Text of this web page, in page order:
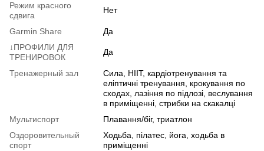
Режим красного
сдвига
Нет
Garmin Share
Да
↓ПРОФИЛИ ДЛЯ
ТРЕНИРОВОК
Да
Тренажерный зал
Сила, HIIT, кардіотренування та
еліптичні тренування, крокування по
сходах, лазіння по підлозі, веслування
в приміщенні, стрибки на скакалці
Мультиспорт
Плавання/біг, триатлон
Оздоровительный
спорт
Ходьба, пілатес, йога, ходьба в
приміщенні